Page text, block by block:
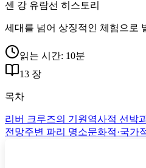
센 강 유람선 히스토리
세대를 넘어 상징적인 체험으로
읽는 시간: 10분
13 장
목차
리버 크루즈의 기원 역사적 선박
전망주변 파리 명소문화적·국가